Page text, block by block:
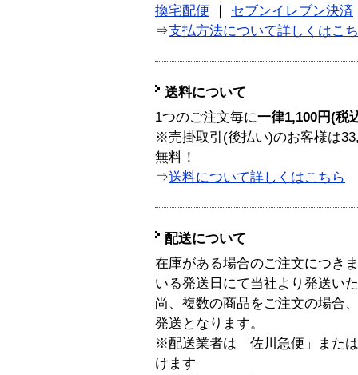
換宅配便
セブンイレブン決済
⇒支払方法について詳しくはこ
送料について
1つのご注文毎に一律1,100円(税
※売掛取引(後払い)のお客様は
無料！
⇒送料について詳しくはこちら
配送について
在庫がある場合のご注文につき
いる発送日にて当社より発送い
尚、複数の商品をご注文の場合
発送となります。
※配送業者は「佐川急便」また
けます